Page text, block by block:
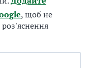
, щоб не